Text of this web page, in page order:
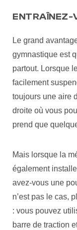
Le grand
gymnastique est
partout. Lorsque
facilement
toujours une aire
droite où vous
prend que
Mais lorsque la
également
avez-vous une
n’est pas le cas,
: vous pouvez
barre de traction